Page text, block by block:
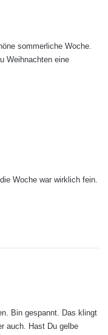
sommerliche Woche.
Weihnachten eine
Woche war wirklich fein.
Bin gespannt. Das klingt
auch. Hast Du gelbe